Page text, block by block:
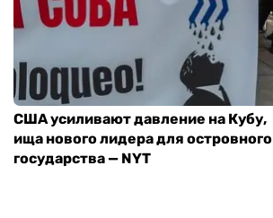
США усиливают давление на Кубу,
ища нового лидера для островного
государства — NYT